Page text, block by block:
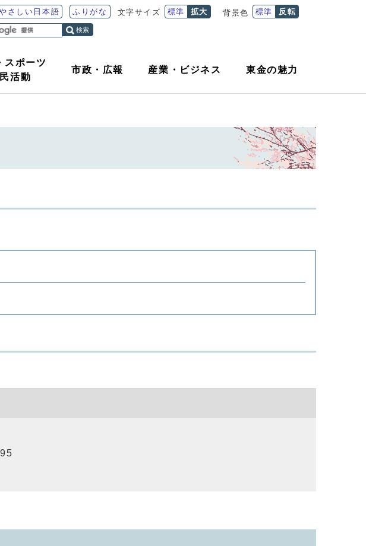
さしい日本語 ふりがな 文字サイズ 標準 拡大 背景色 標準 反転
検索
スポーツ
活動
市政 ・ 広報 産業 ・ ビジネス 東金の魅力